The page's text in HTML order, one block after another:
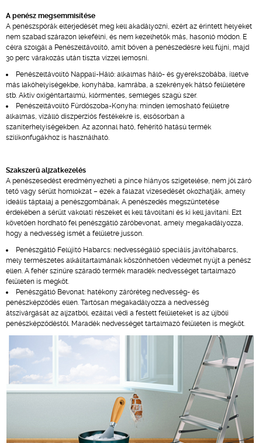
A penész megsemmisítése
A penészspórák elterjedését meg kell akadályozni, ezért az érintett helyeket
nem szabad szárazon lekefélni, és nem kezelhetők más, hasonló módon. E
célra szolgál a Penészeltávolító, amit bőven a penészedésre kell fújni, majd
30 perc várakozás után tiszta vízzel lemosni.
Penészeltávolító Nappali-Háló: alkalmas háló- és gyerekszobába, illetve
más lakóhelyiségekbe, konyhába, kamrába, a szekrények hátsó felületére
stb. Aktív oxigéntartalmú, klórmentes, semleges szagú szer.
Penészeltávolító Fürdőszoba-Konyha: minden lemosható felületre
alkalmas, vízálló diszperziós festékekre is, elsősorban a
szaniterhelyiségekben. Az azonnal ható, fehérítő hatású termék
szilikonfugákhoz is használható.
Szakszerű aljzatkezelés
A penészesedést eredményezheti a pince hiányos szigetelése, nem jól záró
tető vagy sérült homlokzat – ezek a falazat vizesedését okozhatják, amely
ideális táptalaj a penészgombának. A penészedés megszüntetése
érdekében a sérült vakolati részeket el kell távolítani és ki kell javítani. Ezt
követően hordható fel penészgátló záróbevonat, amely megakadályozza,
hogy a nedvesség ismét a felületre jusson.
Penészgátló Felújító Habarcs: nedvességálló speciális javítóhabarcs,
mely természetes alkálitartalmának köszönhetően védelmet nyújt a penész
ellen. A fehér színűre száradó termék maradék nedvességet tartalmazó
felületen is megköt.
Penészgátló Bevonat: hatékony záróréteg nedvesség- és
penészképződés ellen. Tartósan megakadályozza a nedvesség
átszivárgását az aljzatból, ezáltal védi a festett felületeket is az újbóli
penészképződéstől. Maradék nedvességet tartalmazó felületen is megköt.